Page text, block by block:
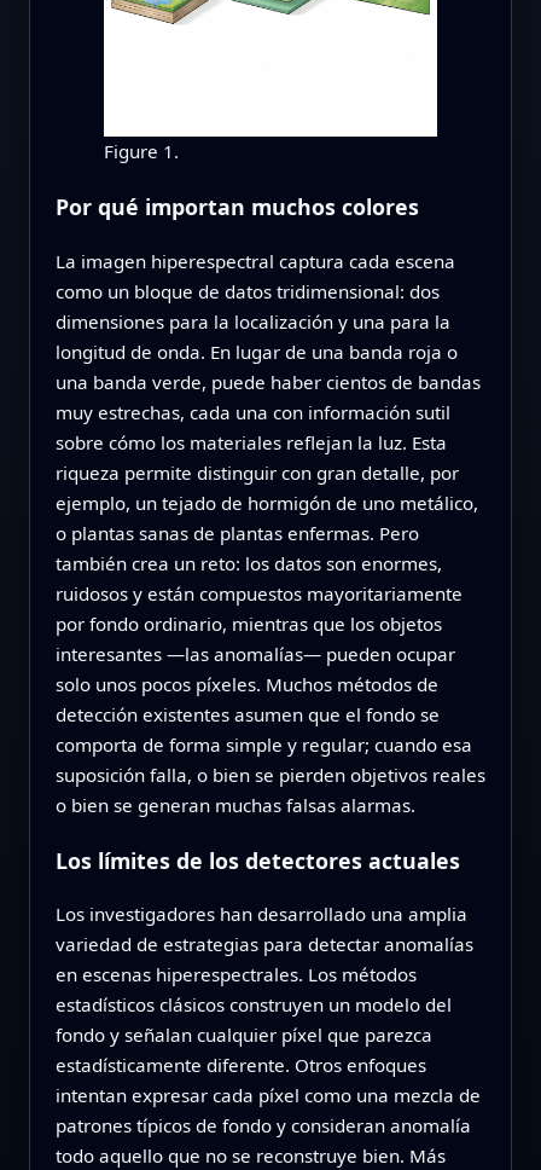
Figure 1.
Por qué importan muchos colores
La imagen hiperespectral captura cada escena
como un bloque de datos tridimensional: dos
dimensiones para la localización y una para la
longitud de onda. En lugar de una banda roja o
una banda verde, puede haber cientos de bandas
muy estrechas, cada una con información sutil
sobre cómo los materiales reflejan la luz. Esta
riqueza permite distinguir con gran detalle, por
ejemplo, un tejado de hormigón de uno metálico,
o plantas sanas de plantas enfermas. Pero
también crea un reto: los datos son enormes,
ruidosos y están compuestos mayoritariamente
por fondo ordinario, mientras que los objetos
interesantes —las anomalías— pueden ocupar
solo unos pocos píxeles. Muchos métodos de
detección existentes asumen que el fondo se
comporta de forma simple y regular; cuando esa
suposición falla, o bien se pierden objetivos reales
o bien se generan muchas falsas alarmas.
Los límites de los detectores actuales
Los investigadores han desarrollado una amplia
variedad de estrategias para detectar anomalías
en escenas hiperespectrales. Los métodos
estadísticos clásicos construyen un modelo del
fondo y señalan cualquier píxel que parezca
estadísticamente diferente. Otros enfoques
intentan expresar cada píxel como una mezcla de
patrones típicos de fondo y consideran anomalía
todo aquello que no se reconstruye bien. Más